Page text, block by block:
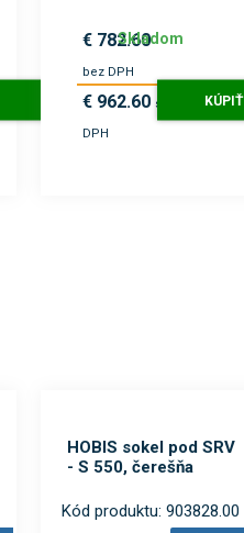
€ 782.60
bez DPH
€ 962.60 s
DPH
Skladom
KÚPIŤ
HOBIS sokel pod SRV
- S 550, čerešňa
Kód produktu: 903828.00